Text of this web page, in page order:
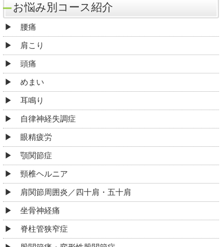
お悩み別コース紹介
腰痛
肩こり
頭痛
めまい
耳鳴り
自律神経失調症
眼精疲労
顎関節症
頸椎ヘルニア
肩関節周囲炎／四十肩・五十肩
坐骨神経痛
脊柱管狭窄症